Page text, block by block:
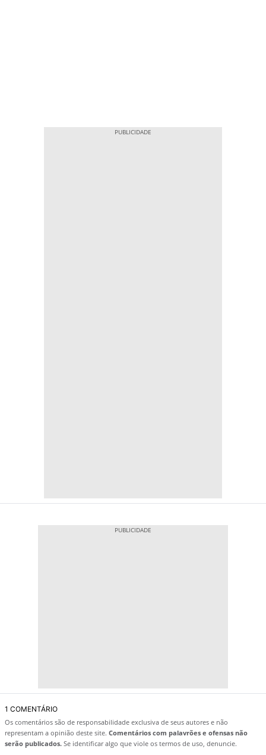
1 COMENTÁRIO
Os comentários são de responsabilidade exclusiva de seus autores e não
representam a opinião deste site. Comentários com palavrões e ofensas não
serão publicados. Se identificar algo que viole os termos de uso, denuncie.